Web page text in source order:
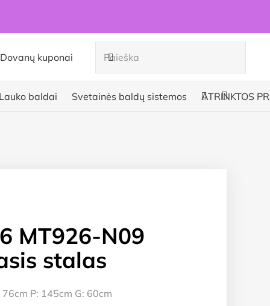
Dovanų kuponai
baldai Svetainės baldų sistemos ATRINKTOS
MT926-N09
stalas
P: 145cm G: 60cm